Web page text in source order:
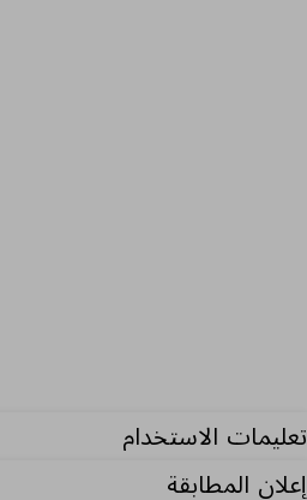
تعليمات الاستخدام
إعلان المطابقة